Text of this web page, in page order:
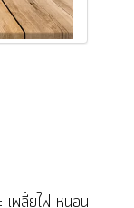
เพลี้ยไฟ หนอน